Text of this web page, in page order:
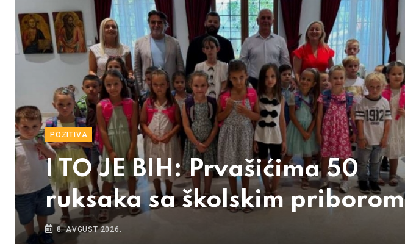
POZITIVA
I TO JE BIH: Prvašićima 50
ruksaka sa školskim priborom
8. AVGUST 2026.